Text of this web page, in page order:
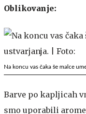
Oblikovanje:
Na koncu vas čaka še malce
Barve po kapljicah
smo uporabili